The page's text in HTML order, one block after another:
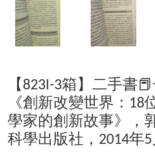
【823I-3箱】二手書
《創新改變世界：18
學家的創新故事》，
科學出版社，2014年5